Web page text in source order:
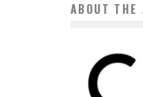
ABOUT THE